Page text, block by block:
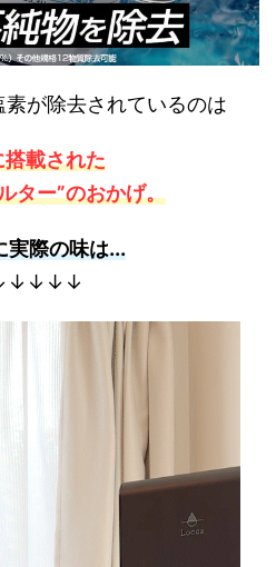
が除去されているのは
載された
ター”のおかげ。
実際の味は...